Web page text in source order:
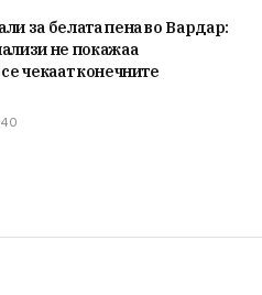
за белата пена во Вардар:
не покажаа
чекаат конечните